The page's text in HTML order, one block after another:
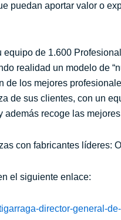
puedan aportar valor o
equipo de 1.600
realidad un modelo de
los mejores
de sus clientes, con un
recoge las
con fabricantes líderes:
el siguiente enlace:
director-general-